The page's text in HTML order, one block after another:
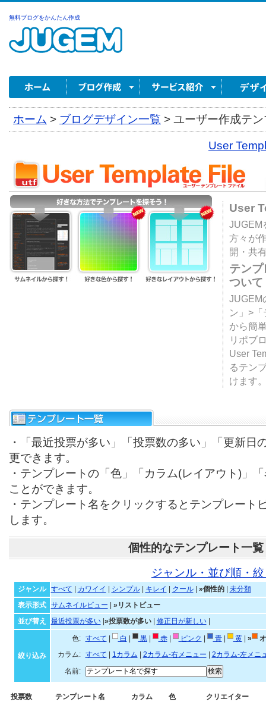
無料ブログをかんたん作成
ホーム > ブログデザイン一覧 > ユーザー作成テ
User
User
JUGEM
方々が
開・共
テン
ついて
JUGEM
ン」>
から簡
リポブ
User
るテン
けます
・「最近投票が多い」「投票数の多い」「更新日
更できます。
・テンプレートの「色」「カラム(レイアウト)」
ことができます。
・テンプレート名をクリックするとテンプレート
します。
個性的なテンプレート一覧
ジャンル・並び順・
ジャンル すべて カワイイ シンプル| キレイ クール| »個性的| 未分類
表示形式
サムネイルビュー
»リストビュー
並び替え
最近投票が多い| »投票数が多い| 修正日が新しい|
絞り込み
色: すべて 白 黒| 赤| ピンク 青| 黄| »
カラム:
すべて 1カラム 2カラム-右メニュー
2カラム-左メニ
名前:
投票数 テンプレート名 カラム 色 クリエイター